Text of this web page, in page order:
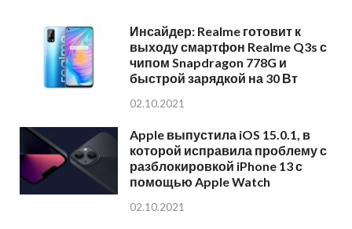
Инсайдер: Realme готовит к
выходу смартфон Realme Q3s с
чипом Snapdragon 778G и
быстрой зарядкой на 30 Вт
02.10.2021
Apple выпустила iOS 15.0.1, в
которой исправила проблему с
разблокировкой iPhone 13 с
помощью Apple Watch
02.10.2021